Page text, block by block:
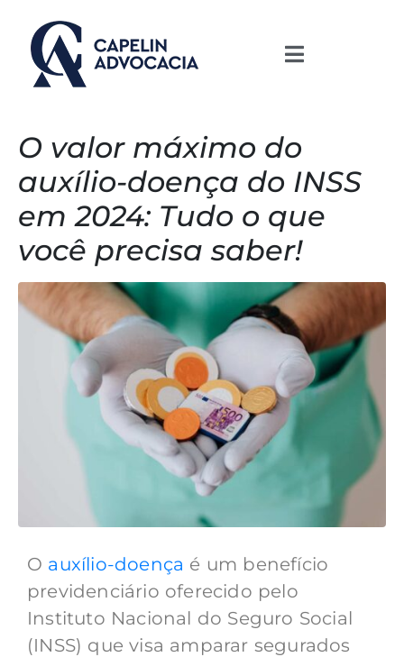
O valor máximo do
auxílio-doença do INSS
em 2024: Tudo o que
você precisa saber!
O auxílio-doença é um benefício
previdenciário oferecido pelo
Instituto Nacional do Seguro Social
(INSS) que visa amparar segurados